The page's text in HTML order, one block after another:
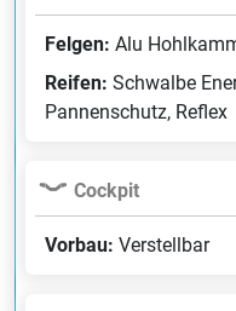
Felgen: Alu
Reifen: Schwalbe
Pannenschutz, Reflex
Cockpit
Vorbau: Verstellbar